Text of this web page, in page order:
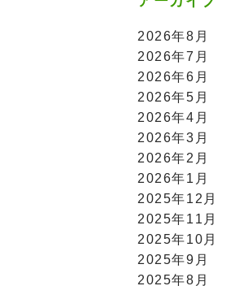
2026年8月
2026年7月
2026年6月
2026年5月
2026年4月
2026年3月
2026年2月
2026年1月
2025年12月
2025年11月
2025年10月
2025年9月
2025年8月